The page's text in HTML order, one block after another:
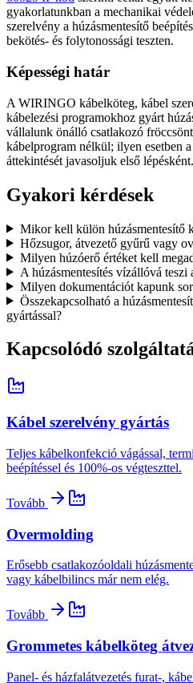
gyakorlatunkban a mechanikai
szerelvény a húzásmentesítő
bekötés- és folytonossági teszten.
Képességi határ
A WIRINGO kábelköteg, kábel
kábelezési programokhoz gyárt
vállalunk önálló csatlakozó
kábelprogram nélkül; ilyen esetben
áttekintését javasoljuk első lépésként.
Gyakori kérdések
Mikor kell külön húzásmentesítő
Hőzsugor, átvezető gyűrű vagy
Milyen húzóerő értéket kell
A húzásmentesítés vízállóvá teszi
Milyen dokumentációt kapunk
Összekapcsolható a
gyártással?
Kapcsolódó
Kábel szerelvény gyártás
Teljes kábelkonfekció vágással,
beépítéssel és 100%-os végteszttel.
Tovább
Overmolding
Erősebb csatlakozóoldali
vagy kábelbilincs már nem elég.
Tovább
Grommetes kábelköteg
Panel- és házfalátvezetés furat-,